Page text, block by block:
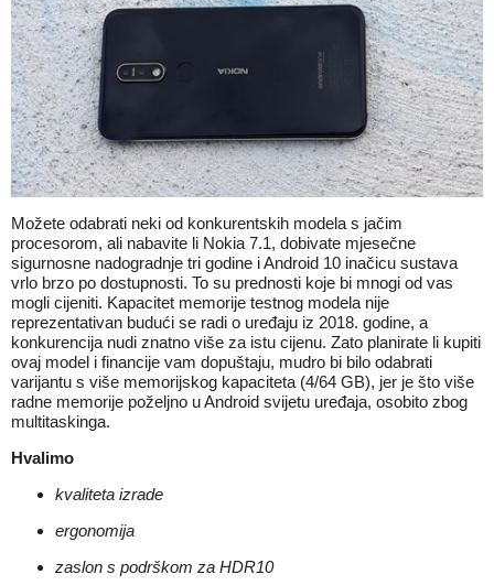
Možete odabrati neki od konkurentskih modela s jačim
procesorom, ali nabavite li Nokia 7.1, dobivate mjesečne
sigurnosne nadogradnje tri godine i Android 10 inačicu sustava
vrlo brzo po dostupnosti. To su prednosti koje bi mnogi od vas
mogli cijeniti. Kapacitet memorije testnog modela nije
reprezentativan budući se radi o uređaju iz 2018. godine, a
konkurencija nudi znatno više za istu cijenu. Zato planirate li kupiti
ovaj model i financije vam dopuštaju, mudro bi bilo odabrati
varijantu s više memorijskog kapaciteta (4/64 GB), jer je što više
radne memorije poželjno u Android svijetu uređaja, osobito zbog
multitaskinga.
Hvalimo
kvaliteta izrade
ergonomija
zaslon s podrškom za HDR10